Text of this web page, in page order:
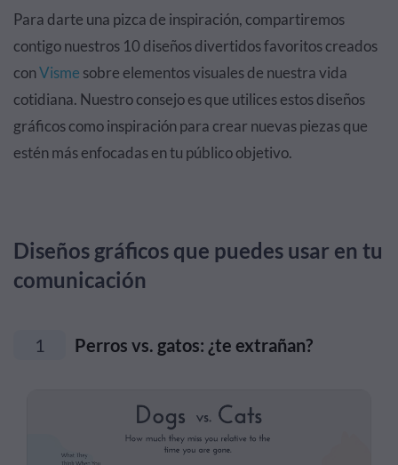
Para darte una pizca de inspiración, compartiremos
contigo nuestros 10 diseños divertidos favoritos creados
conVisme sobre elementos visuales de nuestra vida
cotidiana. Nuestro consejo es que utilices estos diseños
gráficos como inspiración para crear nuevas piezas que
estén más enfocadas en tu público objetivo.
Diseños gráficos que puedes usar en tu
comunicación
1 Perros vs. gatos: ¿te extrañan?